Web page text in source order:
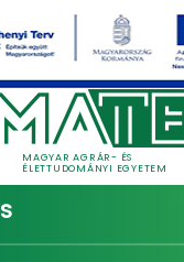
MAGYAR AGRÁR- ÉS
ÉLETTUDOMÁNYI EGYETEM